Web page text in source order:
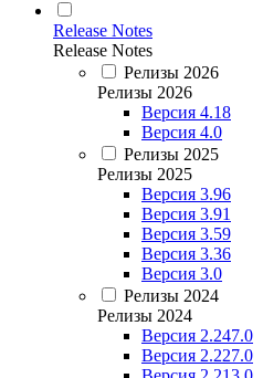
Release Notes
Release Notes
Релизы 2026
Релизы 2026
Версия 4.18
Версия 4.0
Релизы 2025
Релизы 2025
Версия 3.96
Версия 3.91
Версия 3.59
Версия 3.36
Версия 3.0
Релизы 2024
Релизы 2024
Версия 2.247.0
Версия 2.227.0